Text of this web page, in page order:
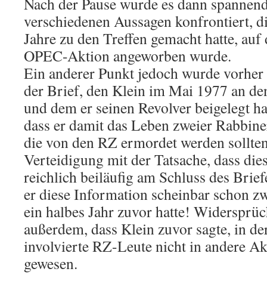
verschiedenen Aussagen konfrontiert,
Jahre zu den Treffen gemacht hatte,
OPEC-Aktion angeworben wurde.
Ein anderer Punkt jedoch wurde
der Brief, den Klein im Mai 1977 an
und dem er seinen Revolver beigelegt
dass er damit das Leben zweier
die von den RZ ermordet werden
Verteidigung mit der Tatsache, dass
reichlich beiläufig am Schluss des
er diese Information scheinbar schon
ein halbes Jahr zuvor hatte!
außerdem, dass Klein zuvor sagte, in
involvierte RZ-Leute nicht in andere
gewesen.